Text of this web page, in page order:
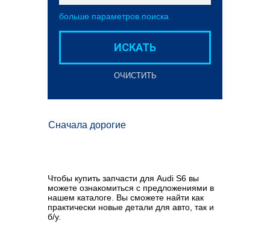
больше параметров поиска
ИСКАТЬ
ОЧИСТИТЬ
Сначала дорогие
Чтобы купить запчасти для Audi S6 вы
можете ознакомиться с предложениями в
нашем каталоге. Вы сможете найти как
практически новые детали для авто, так и
б/у.